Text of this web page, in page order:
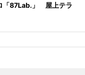
「87Lab.」 屋上テラ